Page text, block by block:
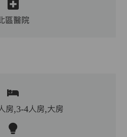
區醫院
房,3-4人房,大房